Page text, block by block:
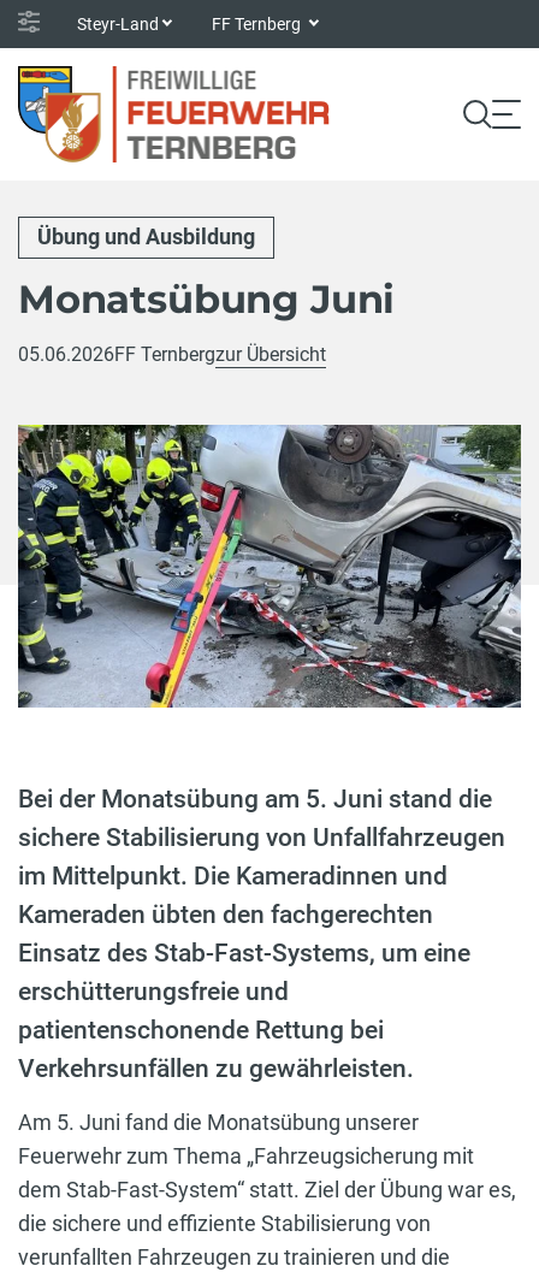
Steyr-Land FF Ternberg
Übung und Ausbildung
Monatsübung Juni
05.06.2026FF Ternbergzur Übersicht
Bei der Monatsübung am 5. Juni stand die
sichere Stabilisierung von Unfallfahrzeugen
im Mittelpunkt. Die Kameradinnen und
Kameraden übten den fachgerechten
Einsatz des Stab-Fast-Systems, um eine
erschütterungsfreie und
patientenschonende Rettung bei
Verkehrsunfällen zu gewährleisten.
Am 5. Juni fand die Monatsübung unserer
Feuerwehr zum Thema „Fahrzeugsicherung mit
dem Stab-Fast-System“ statt. Ziel der Übung war es,
die sichere und effiziente Stabilisierung von
verunfallten Fahrzeugen zu trainieren und die